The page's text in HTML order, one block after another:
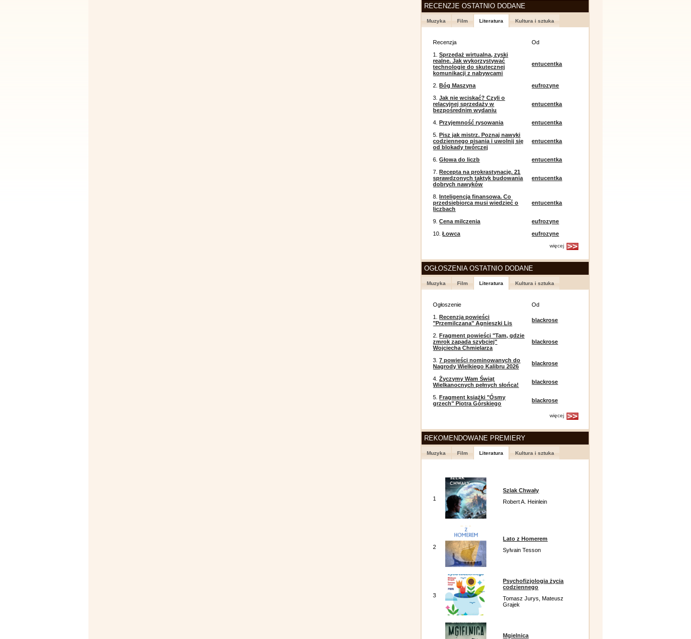
RECENZJE OSTATNIO DODANE
Muzyka Film Literatura Kultura i sztuka
Recenzja
Od
1.Sprzedaż wirtualna, zyski
realne. Jak wykorzystywać
technologie do skutecznej
komunikacji z nabywcami
entucentka
2.Bóg Maszyna
eufrozyne
3.Jak nie wciskać? Czyli o
relacyjnej sprzedaży w
bezpośrednim wydaniu
entucentka
4.Przyjemność rysowania
entucentka
5.Pisz jak mistrz. Poznaj nawyki
codziennego pisania i uwolnij się
od blokady twórczej
entucentka
6.Głowa do liczb
entucentka
7.Recepta na prokrastynację. 21
sprawdzonych taktyk budowania
dobrych nawyków
entucentka
8.Inteligencja finansowa. Co
przedsiębiorca musi wiedzieć o
liczbach
entucentka
9.Cena milczenia
eufrozyne
10.Łowca eufrozyne
więcej
OGŁOSZENIA OSTATNIO DODANE
Muzyka Film Literatura Kultura i sztuka
Ogłoszenie
Od
1.Recenzja powieści
"Przemilczana" Agnieszki Lis
blackrose
2.Fragment powieści "Tam, gdzie
zmrok zapada szybciej"
Wojciecha Chmielarza
blackrose
3.7 powieści nominowanych do
Nagrody Wielkiego Kalibru 2026
blackrose
4.Życzymy Wam Świąt
Wielkanocnych pełnych słońca!
blackrose
5.Fragment książki "Ósmy
grzech" Piotra Górskiego
blackrose
więcej
REKOMENDOWANE PREMIERY
Muzyka Film Literatura Kultura i sztuka
1
Szlak Chwały
Robert A. Heinlein
2
Lato z Homerem
Sylvain Tesson
3
Psychofizjologia życia
codziennego
Tomasz Jurys, Mateusz
Grajek
Mgielnica